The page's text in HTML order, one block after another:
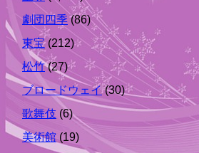
劇団四季(86)
東宝(212)
松竹(27)
ブロードウェイ(30)
歌舞伎 (6)
美術館(19)